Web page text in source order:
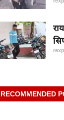
RECOMMENDED